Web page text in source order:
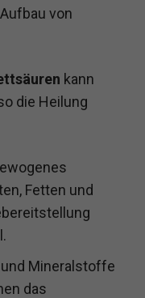
von
kann
die Heilung
Fetten und
Mineralstoffe
das